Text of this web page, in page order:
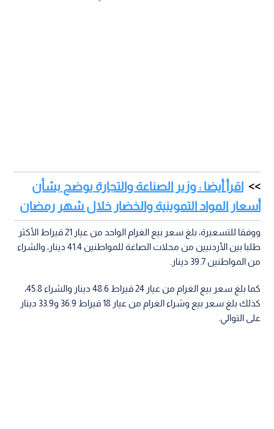
اقرأ أيضا : وزير الصناعة والتجارة يوضح بشأن
أسعار المواد التموينية والخضار خلال شهر رمضان
ووفقا للتسعيرة، بلغ سعر بيع الغرام الواحد من عيار 21 قيراط الأكثر
طلبا بين الأردنيين من محلات الصاغة للمواطنين 41.4 دينار، والشراء
من المواطنين 39.7 دينار.
كما بلغ سعر بيع الغرام من عيار 24 قيراط 48.6 دينار والشراء 45.8،
كذلك بلغ سعر بيع وشراء الغرام من عيار 18 قيراط 36.9 و33.9 دينار
على التوالي.